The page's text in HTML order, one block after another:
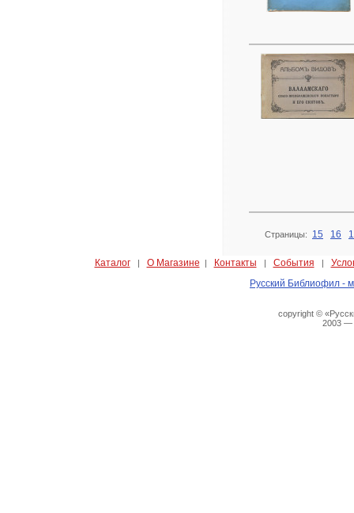
Страницы: 15 16
Каталог| О Магазине | Контакты | События |
Русский Библиофил -
copyright ©
2003 —